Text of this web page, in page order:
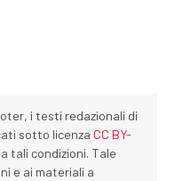
i testi redazionali di
sotto licenza CC BY-
tali condizioni. Tale
e ai materiali a